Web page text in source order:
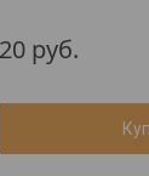
20 руб.